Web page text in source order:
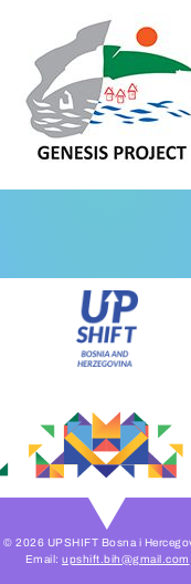
© 2026 UPSHIFT Bosna i
Email: upshift.bih@gmail.com